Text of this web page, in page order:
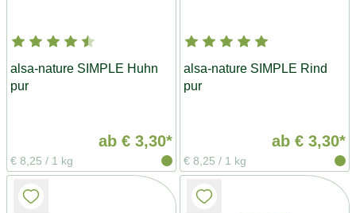
alsa-nature SIMPLE Huhn
pur
ab € 3,30*
€ 8,25 / 1 kg
alsa-nature SIMPLE Rind
pur
ab € 3,30*
€ 8,25 / 1 kg